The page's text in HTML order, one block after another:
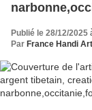
Publié le 28/12/2025
Par France Handi Art